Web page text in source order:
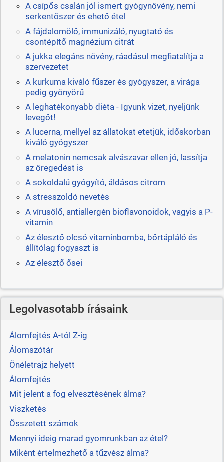
A csípős csalán jól ismert gyógynövény, nemi
serkentőszer és ehető étel
A fájdalomölő, immunizáló, nyugtató és
csontépítő magnézium citrát
A jukka elegáns növény, ráadásul megfiatalítja a
szervezetet
A kurkuma kiváló fűszer és gyógyszer, a virága
pedig gyönyörű
A leghatékonyabb diéta - Igyunk vizet, nyeljünk
levegőt!
A lucerna, mellyel az állatokat etetjük, időskorban
kiváló gyógyszer
A melatonin nemcsak alvászavar ellen jó, lassítja
az öregedést is
A sokoldalú gyógyító, áldásos citrom
A stresszoldó nevetés
A vírusölő, antiallergén bioflavonoidok, vagyis a P-
vitamin
Az élesztő olcsó vitaminbomba, bőrtápláló és
állítólag fogyaszt is
Az élesztő ősei
Legolvasotabb írásaink
Álomfejtés A-tól Z-ig
Álomszótár
Önéletrajz helyett
Álomfejtés
Mit jelent a fog elvesztésének álma?
Viszketés
Összetett számok
Mennyi ideig marad gyomrunkban az étel?
Miként értelmezhető a tűzvész álma?